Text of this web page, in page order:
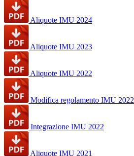
Aliquote IMU 2024
Aliquote IMU 2023
Aliquote IMU 2022
Modifica regolamento IMU 2022
Integrazione IMU 2022
Aliquote IMU 2021